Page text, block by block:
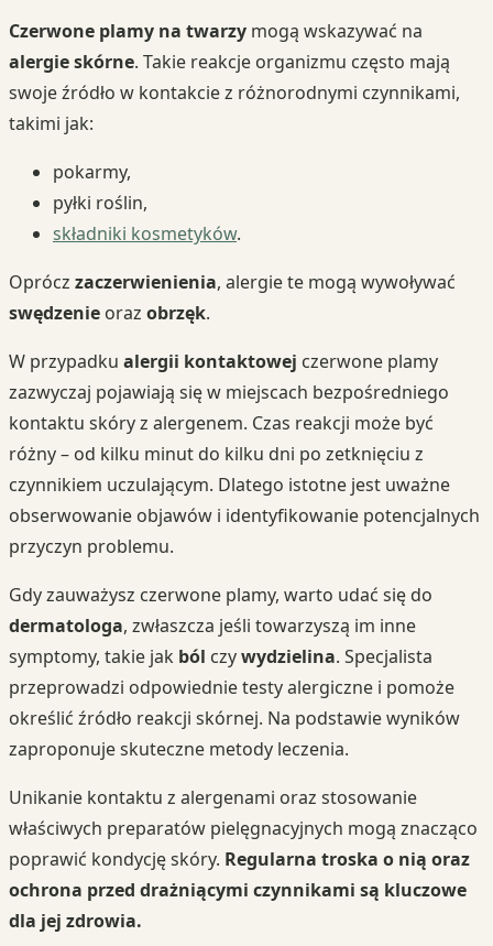
Czerwone plamy na twarzy mogą wskazywać na
alergie skórne. Takie reakcje organizmu często mają
swoje źródło w kontakcie z różnorodnymi czynnikami,
takimi jak:
pokarmy,
pyłki roślin,
składniki kosmetyków.
Oprócz zaczerwienienia, alergie te mogą wywoływać
swędzenie oraz obrzęk.
W przypadku alergii kontaktowej czerwone plamy
zazwyczaj pojawiają się w miejscach bezpośredniego
kontaktu skóry z alergenem. Czas reakcji może być
różny – od kilku minut do kilku dni po zetknięciu z
czynnikiem uczulającym. Dlatego istotne jest uważne
obserwowanie objawów i identyfikowanie potencjalnych
przyczyn problemu.
Gdy zauważysz czerwone plamy, warto udać się do
dermatologa, zwłaszcza jeśli towarzyszą im inne
symptomy, takie jak ból czywydzielina. Specjalista
przeprowadzi odpowiednie testy alergiczne i pomoże
określić źródło reakcji skórnej. Na podstawie wyników
zaproponuje skuteczne metody leczenia.
Unikanie kontaktu z alergenami oraz stosowanie
właściwych preparatów pielęgnacyjnych mogą znacząco
poprawić kondycję skóry. Regularna troska o nią oraz
ochrona przed drażniącymi czynnikami są kluczowe
dla jej zdrowia.